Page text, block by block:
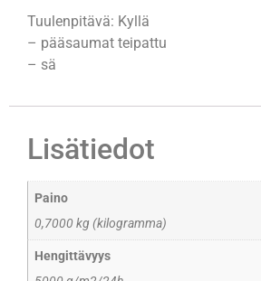
Tuulenpitävä: Kyllä
– pääsaumat teipattu
– sä
Lisätiedot
Paino
0,7000 kg (kilogramma)
Hengittävyys